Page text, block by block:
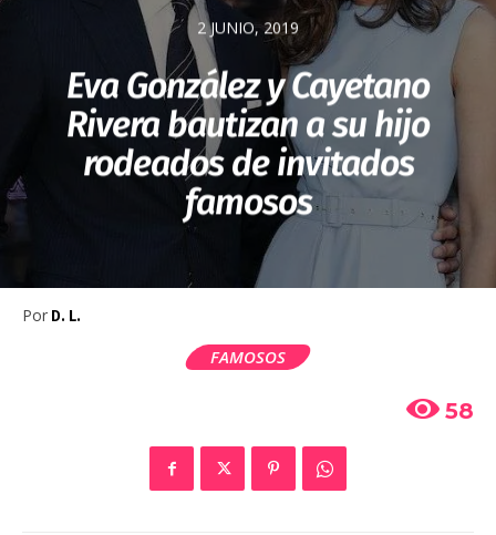
2 JUNIO, 2019
Eva González y Cayetano
Rivera bautizan a su hijo
rodeados de invitados
famosos
Por D. L.
FAMOSOS
58